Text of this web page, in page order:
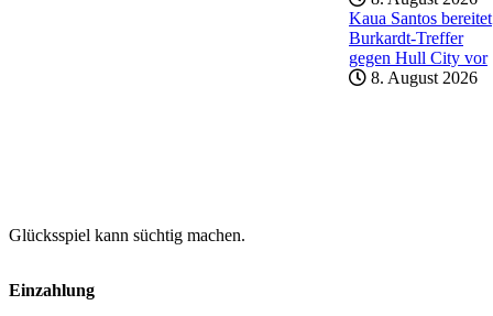
Kaua Santos bereitet
Burkardt-Treffer
gegen Hull City vor
8. August 2026
Glücksspiel kann süchtig machen.
Einzahlung